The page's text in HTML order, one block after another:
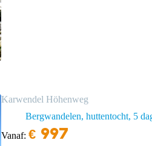
Karwendel Höhenweg
Bergwandelen, huttentocht 5
Vanaf: €997